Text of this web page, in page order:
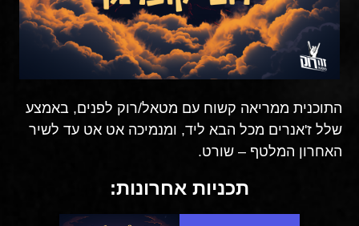
התוכנית ממריאה קשוח עם מטאל/רוק לפנים, באמצע
שלל ז'אנרים מכל הבא ליד, ומנמיכה אט אט עד לשיר
האחרון המלטף – שורט.
תכניות אחרונות: